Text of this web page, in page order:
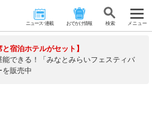
ニュース･連載 おでかけ情報 検 索 メニュー
と宿泊ホテルがセット】
能できる！「みなとみらいフェスティバ
を販売中